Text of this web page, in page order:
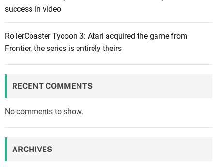
success in video
RollerCoaster Tycoon 3: Atari acquired the game from
Frontier, the series is entirely theirs
RECENT COMMENTS
No comments to show.
ARCHIVES